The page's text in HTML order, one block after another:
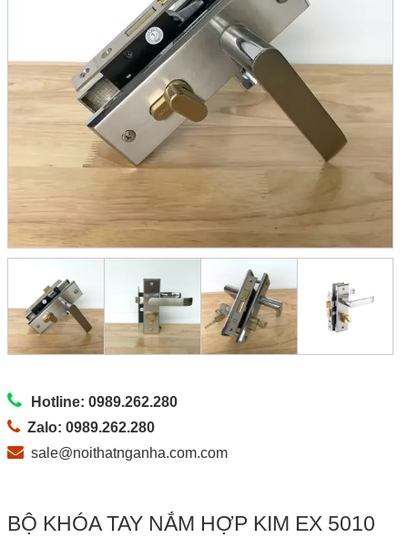
Hotline: 0989.262.280
Zalo: 0989.262.280
sale@noithatnganha.com.com
BỘ KHÓA TAY NẮM HỢP KIM EX 5010